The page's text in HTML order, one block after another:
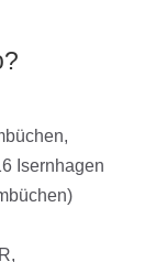
Isernhagen